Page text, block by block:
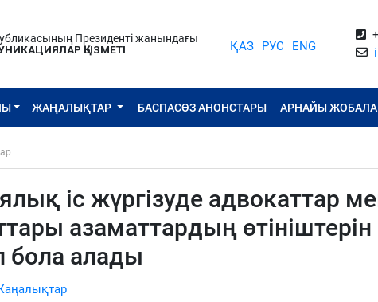
Президенті жанындағы
ҚЫЗМЕТІ
ҚАЗ РУС ENG
ЖАҢАЛЫҚТАР БАСПАСӨЗ АНОНСТАРЫ АРНАЙЫ
іс жүргізуде адвокаттар
азаматтардың
бола алады